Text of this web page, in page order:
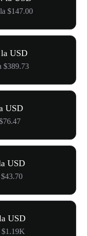
$147.00
USD
$389.73
USD
USD
USD